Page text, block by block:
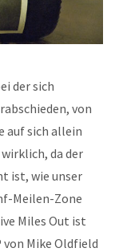
der sich
von
auf sich allein
da der
ist, wie unser
Meilen-Zone
Miles Out ist
Mike Oldfield